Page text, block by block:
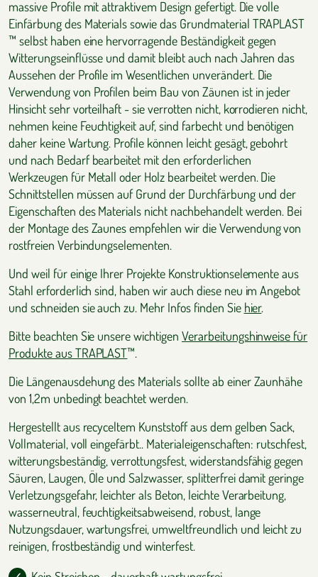
massive Profile mit attraktivem Design gefertigt. Die volle
Einfärbung des Materials sowie das Grundmaterial TRAPLAST
™ selbst haben eine hervorragende Beständigkeit gegen
Witterungseinflüsse und damit bleibt auch nach Jahren das
Aussehen der Profile im Wesentlichen unverändert. Die
Verwendung von Profilen beim Bau von Zäunen ist in jeder
Hinsicht sehr vorteilhaft - sie verrotten nicht, korrodieren nicht,
nehmen keine Feuchtigkeit auf, sind farbecht und benötigen
daher keine Wartung. Profile können leicht gesägt, gebohrt
und nach Bedarf bearbeitet mit den erforderlichen
Werkzeugen für Metall oder Holz bearbeitet werden. Die
Schnittstellen müssen auf Grund der Durchfärbung und der
Eigenschaften des Materials nicht nachbehandelt werden. Bei
der Montage des Zaunes empfehlen wir die Verwendung von
rostfreien Verbindungselementen.
Und weil für einige Ihrer Projekte Konstruktionselemente aus
Stahl erforderlich sind, haben wir auch diese neu im Angebot
und schneiden sie auch zu. Mehr Infos finden Sie hier.
Bitte beachten Sie unsere wichtigen Verarbeitungshinweise für
Produkte aus TRAPLAST™.
Die Längenausdehung des Materials sollte ab einer Zaunhähe
von 1,2m unbedingt beachtet werden.
Hergestellt aus recyceltem Kunststoff aus dem gelben Sack,
Vollmaterial, voll eingefärbt.. Materialeigenschaften: rutschfest,
witterungsbeständig, verrottungsfest, widerstandsfähig gegen
Säuren, Laugen, Öle und Salzwasser, splitterfrei damit geringe
Verletzungsgefahr, leichter als Beton, leichte Verarbeitung,
wasserneutral, feuchtigkeitsabweisend, robust, lange
Nutzungsdauer, wartungsfrei, umweltfreundlich und leicht zu
reinigen, frostbeständig und winterfest.